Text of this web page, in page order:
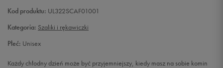
Kod produktu: UL322SCAF01001
Kategoria: Szaliki i rękawiczki
Płeć: Unisex
Każdy chłodny dzień może być przyjemniejszy, kiedy masz na sobie komin